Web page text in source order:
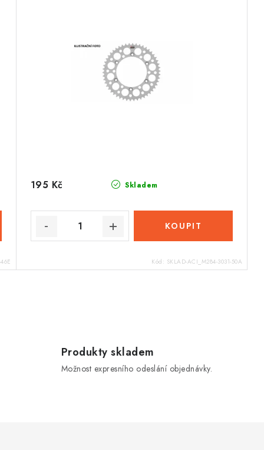
Skladem
195 Kč
Kód: SKLAD-ACI_M284-3031-50A
Produkty skladem
Možnost expresního odeslání objednávky.